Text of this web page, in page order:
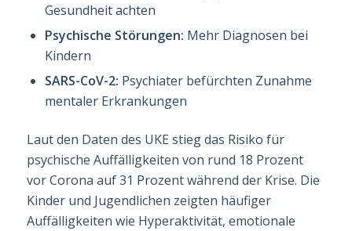
Gesundheit achten
Psychische Störungen: Mehr Diagnosen bei
Kindern
SARS-CoV-2: Psychiater befürchten Zunahme
mentaler Erkrankungen
Laut den Daten des UKE stieg das Risiko für
psychische Auffälligkeiten von rund 18 Pro­zent
vor Corona auf 31 Prozent während der Krise. Die
Kinder und Jugendlichen zeigten häufiger
Auffälligkeiten wie Hyperaktivität, emotionale